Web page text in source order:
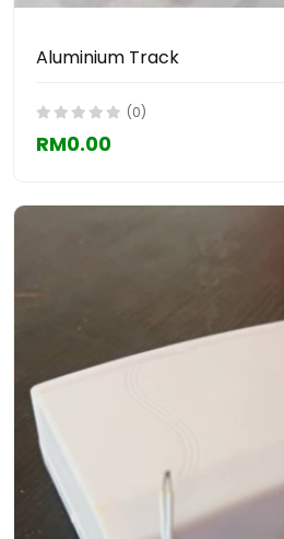
Aluminium Track
(0)
RM0.00